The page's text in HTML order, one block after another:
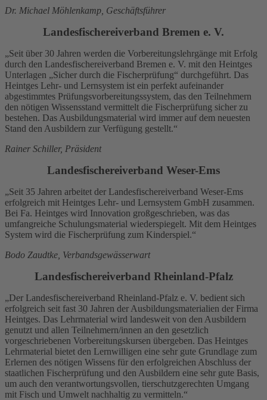
Dr. Michael Möhlenkamp, Geschäftsführer
Landesfischereiverband Bremen e. V.
„Seit über 30 Jahren werden die Vorbereitungslehrgänge mit Erfolg
durch den Landesfischereiverband Bremen e. V. mit den Heintges
Unterlagen „Sicher durch die Fischerprüfung“ durchgeführt. Das
Heintges Lehr- und Lernsystem ist ein perfekt aufeinander
abgestimmtes Prüfungsvorbereitungssystem, das den Teilnehmern
den nötigen Wissensstand vermittelt die Fischerprüfung sicher zu
bestehen. Das Ausbildungsmaterial wird immer auf dem neuesten
Stand den Ausbildern zur Verfügung gestellt.“
Rainer Schiller, Präsident
Landesfischereiverband Weser-Ems
„Seit 35 Jahren arbeitet der Landesfischereiverband Weser-Ems
erfolgreich mit Heintges Lehr- und Lernsystem GmbH zusammen.
Bei Fa. Heintges wird Innovation großgeschrieben, was das
umfangreiche Schulungsmaterial wiederspiegelt. Mit dem Heintges
System wird die Fischerprüfung zum Kinderspiel.“
Bodo Zaudtke, Verbandsgewässerwart
Landesfischereiverband Rheinland-Pfalz
„Der Landesfischereiverband Rheinland-Pfalz e. V. bedient sich
erfolgreich seit fast 30 Jahren der Ausbildungsmaterialien der Firma
Heintges. Das Lehrmaterial wird landesweit von den Ausbildern
genutzt und allen Teilnehmern/innen an den gesetzlich
vorgeschriebenen Vorbereitungskursen übergeben. Das Heintges
Lehrmaterial bietet den Lernwilligen eine sehr gute Grundlage zum
Erlernen des nötigen Wissens für den erfolgreichen Abschluss der
staatlichen Fischerprüfung und den Ausbildern eine sehr gute Basis,
um auch den verantwortungsvollen, tierschutzgerechten Umgang
mit Fisch und Umwelt nachhaltig zu vermitteln.“